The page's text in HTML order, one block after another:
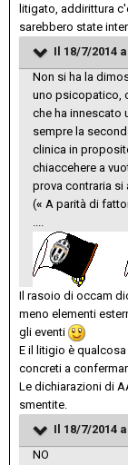
litigato, addirittura
sarebbero state
Il 18/7/2014
Non si ha la
uno psicopatico,
che ha innescato
sempre la
clinica in
chiaccehere a
prova contraria
(« A parità di
....
Il rasoio di occam
meno elementi
gli eventi
E il litigio è
concreti a
Le dichiarazioni di
smentite.
Il 18/7/2014
NO